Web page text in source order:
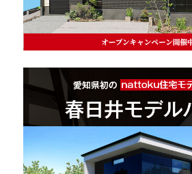
徹底したコストダウンの追求
頑丈で長持ちの外壁
2030年の省エネ基準住宅
100年点検住宅
快適な室内環境へのこだわり